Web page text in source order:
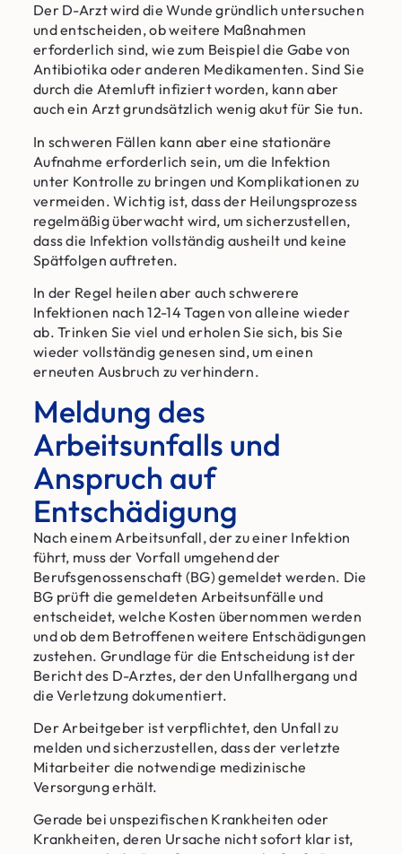
Der D-Arzt wird die Wunde gründlich untersuchen
und entscheiden, ob weitere Maßnahmen
erforderlich sind, wie zum Beispiel die Gabe von
Antibiotika oder anderen Medikamenten. Sind Sie
durch die Atemluft infiziert worden, kann aber
auch ein Arzt grundsätzlich wenig akut für Sie tun.
In schweren Fällen kann aber eine stationäre
Aufnahme erforderlich sein, um die Infektion
unter Kontrolle zu bringen und Komplikationen zu
vermeiden. Wichtig ist, dass der Heilungsprozess
regelmäßig überwacht wird, um sicherzustellen,
dass die Infektion vollständig ausheilt und keine
Spätfolgen auftreten.
In der Regel heilen aber auch schwerere
Infektionen nach 12-14 Tagen von alleine wieder
ab. Trinken Sie viel und erholen Sie sich, bis Sie
wieder vollständig genesen sind, um einen
erneuten Ausbruch zu verhindern.
Meldung des
Arbeitsunfalls und
Anspruch auf
Entschädigung
Nach einem Arbeitsunfall, der zu einer Infektion
führt, muss der Vorfall umgehend der
Berufsgenossenschaft (BG) gemeldet werden. Die
BG prüft die gemeldeten Arbeitsunfälle und
entscheidet, welche Kosten übernommen werden
und ob dem Betroffenen weitere Entschädigungen
zustehen. Grundlage für die Entscheidung ist der
Bericht des D-Arztes, der den Unfallhergang und
die Verletzung dokumentiert.
Der Arbeitgeber ist verpflichtet, den Unfall zu
melden und sicherzustellen, dass der verletzte
Mitarbeiter die notwendige medizinische
Versorgung erhält.
Gerade bei unspezifischen Krankheiten oder
Krankheiten, deren Ursache nicht sofort klar ist,